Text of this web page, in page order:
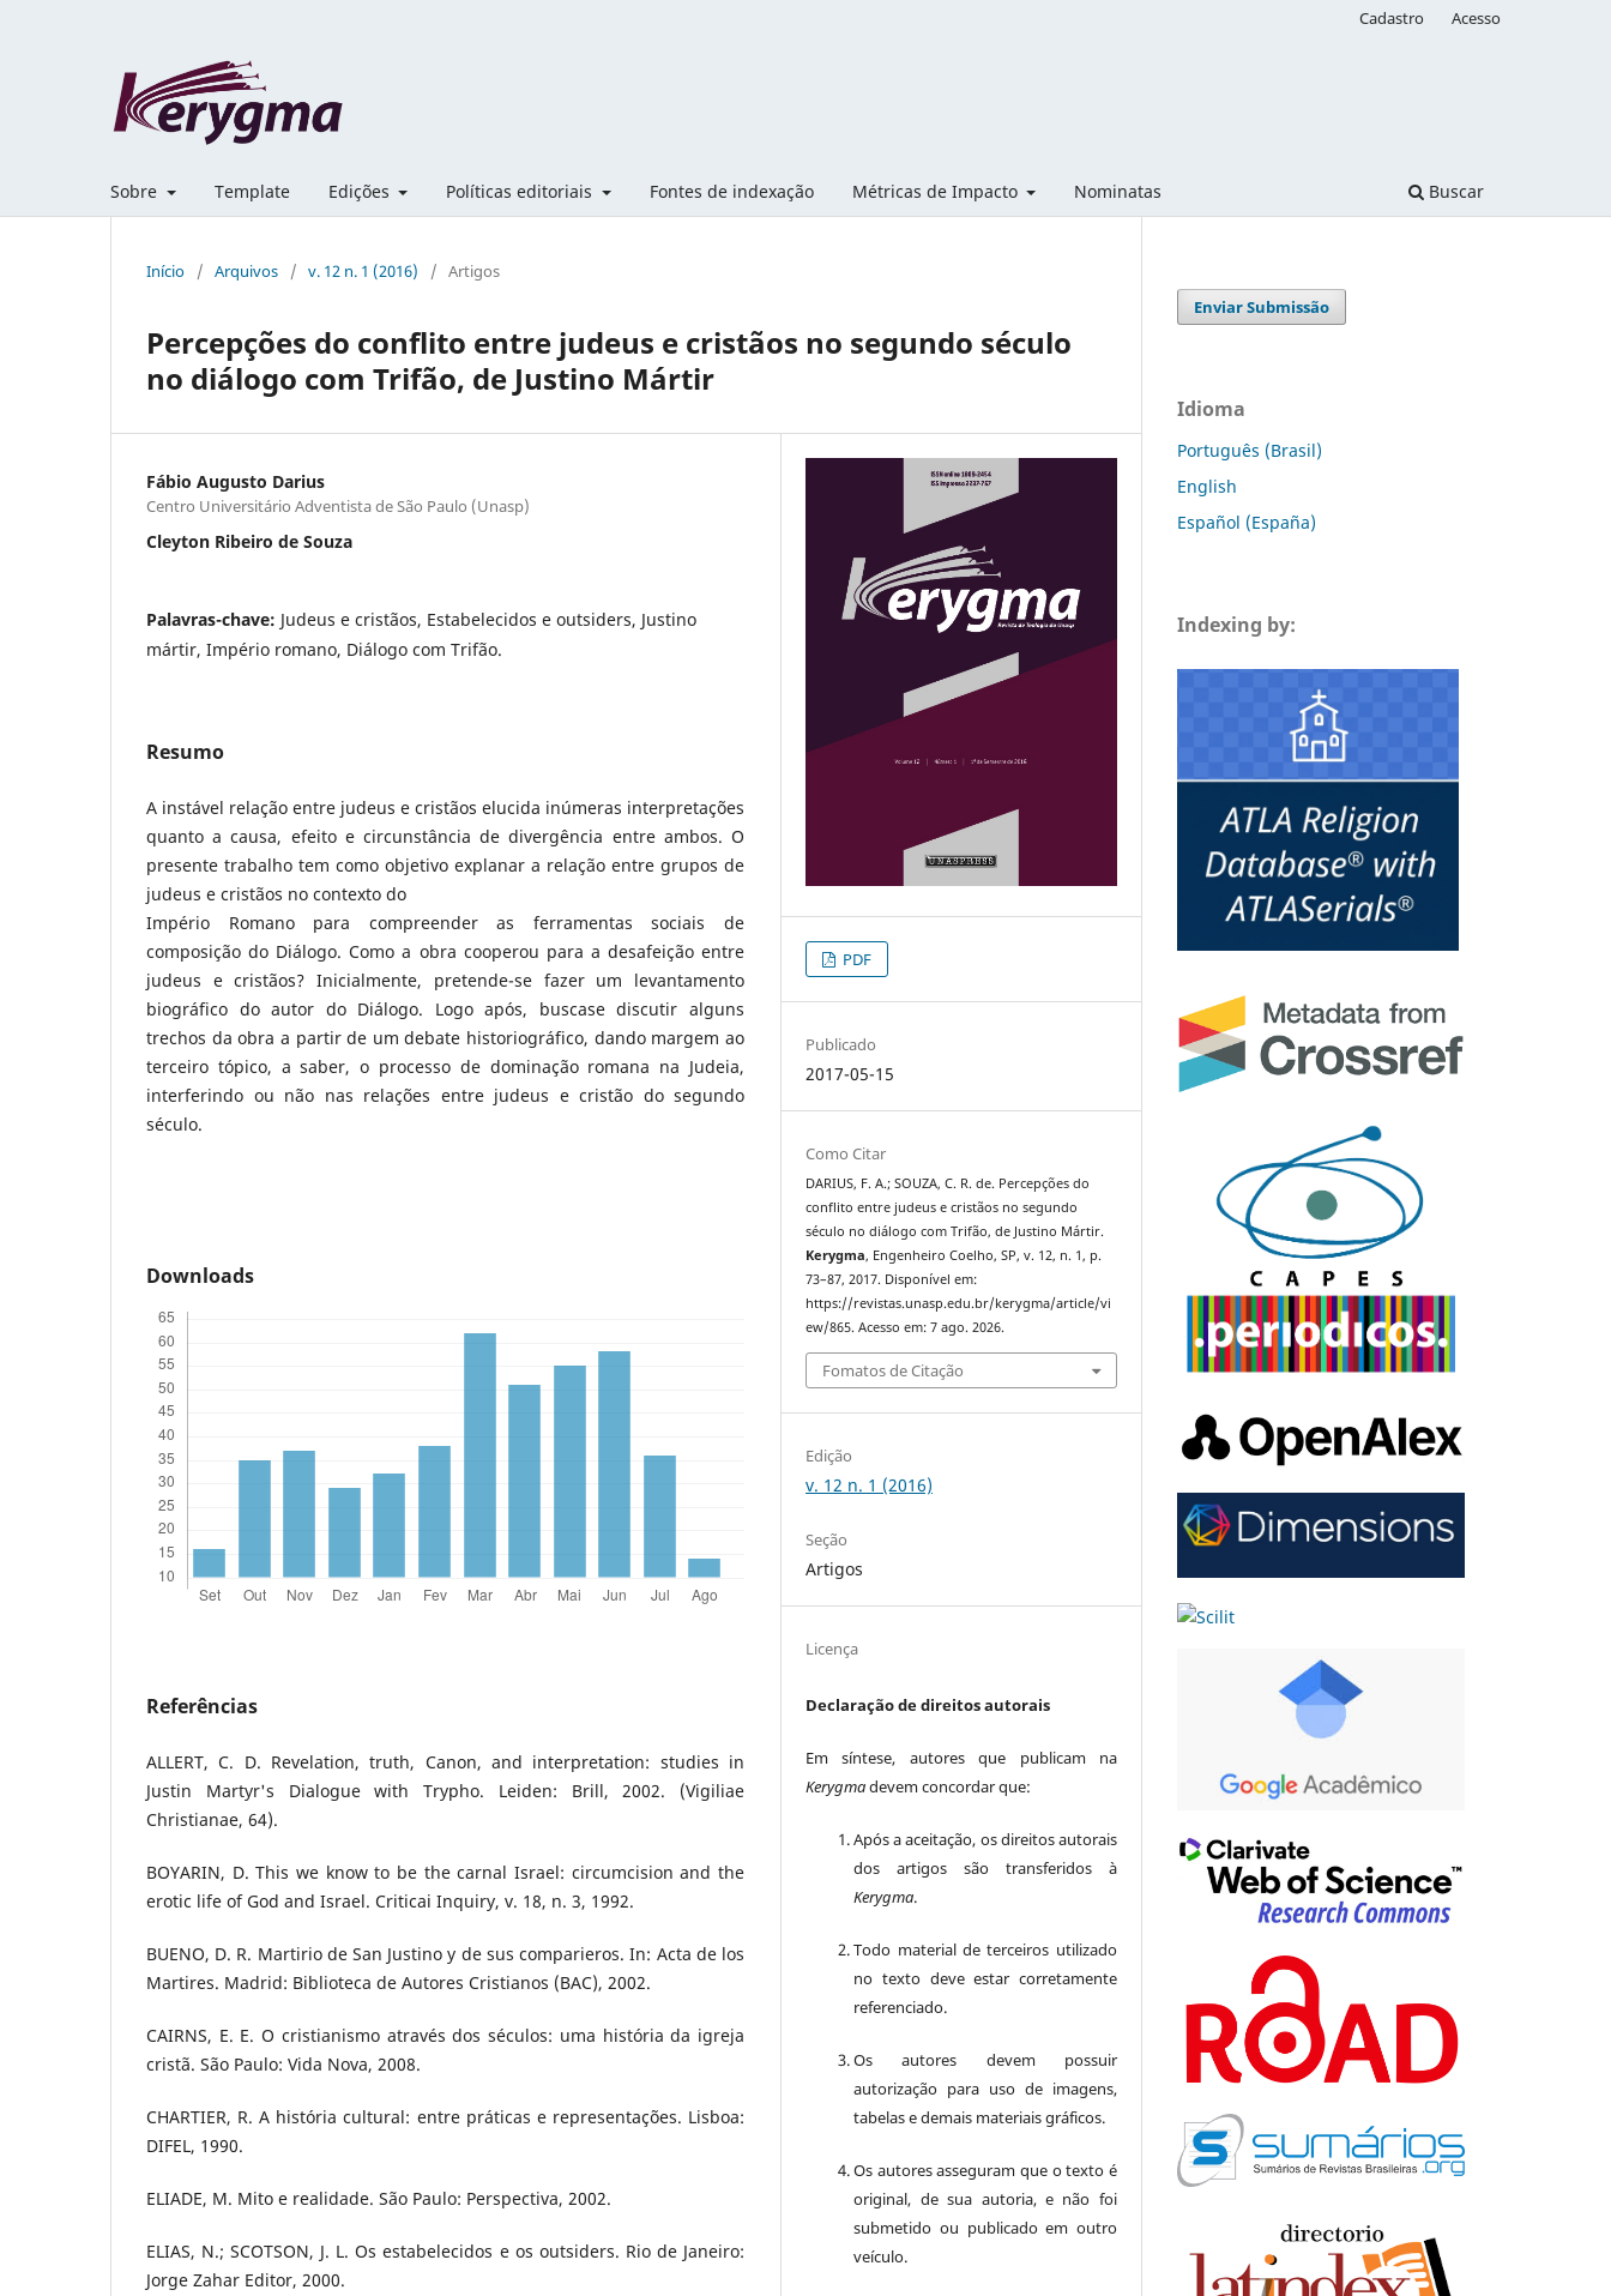
Sobre Template Edições Políticas editoriais Fontes de indexação Métricas de Impacto Nominatas Buscar
Cadastro Acesso
Início / Arquivos / v. 12 n. 1 (2016) / Artigos
Percepções do conflito entre judeus e cristãos no segundo século
no diálogo com Trifão, de Justino Mártir
Fábio Augusto Darius
Centro Universitário Adventista de São Paulo (Unasp)
Cleyton Ribeiro de Souza
Palavras-chave: Judeus e cristãos, Estabelecidos e outsiders, Justino
mártir, Império romano, Diálogo com Trifão.
Resumo
A instável relação entre judeus e cristãos elucida inúmeras interpretações
quanto a causa, efeito e circunstância de divergência entre ambos. O
presente trabalho tem como objetivo explanar a relação entre grupos de
judeus e cristãos no contexto do
Império Romano para compreender as ferramentas sociais de
composição do Diálogo. Como a obra cooperou para a desafeição entre
judeus e cristãos? Inicialmente, pretende-se fazer um levantamento
biográfico do autor do Diálogo. Logo após, buscase discutir alguns
trechos da obra a partir de um debate historiográfico, dando margem ao
terceiro tópico, a saber, o processo de dominação romana na Judeia,
interferindo ou não nas relações entre judeus e cristão do segundo
século.
Downloads
Referências
ALLERT, C. D. Revelation, truth, Canon, and interpretation: studies in
Justin Martyr's Dialogue with Trypho. Leiden: Brill, 2002. (Vigiliae
Christianae, 64).
BOYARIN, D. This we know to be the carnal Israel: circumcision and the
erotic life of God and Israel. Criticai Inquiry, v. 18, n. 3, 1992.
BUENO, D. R. Martirio de San Justino y de sus comparieros. In: Acta de los
Martires. Madrid: Biblioteca de Autores Cristianos (BAC), 2002.
CAIRNS, E. E. O cristianismo através dos séculos: uma história da igreja
cristã. São Paulo: Vida Nova, 2008.
CHARTIER, R. A história cultural: entre práticas e representações. Lisboa:
DIFEL, 1990.
ELIADE, M. Mito e realidade. São Paulo: Perspectiva, 2002.
ELIAS, N.; SCOTSON, J. L. Os estabelecidos e os outsiders. Rio de Janeiro:
Jorge Zahar Editor, 2000.
PDF
Publicado
2017-05-15
Como Citar
DARIUS, F. A.; SOUZA, C. R. de. Percepções do
conflito entre judeus e cristãos no segundo
século no diálogo com Trifão, de Justino Mártir.
Kerygma, Engenheiro Coelho, SP, v. 12, n. 1, p.
73–87, 2017. Disponível em:
https://revistas.unasp.edu.br/kerygma/article/vi
ew/865. Acesso em: 7 ago. 2026.
Fomatos de Citação
Edição
v. 12 n. 1 (2016)
Seção
Artigos
Licença
Declaração de direitos autorais
Em síntese, autores que publicam na
Kerygmadevem concordar que:
Após a aceitação, os direitos autorais
dos artigos são transferidos à
Kerygma.
Todo material de terceiros utilizado
no texto deve estar corretamente
referenciado.
Os autores devem possuir
autorização para uso de imagens,
tabelas e demais materiais gráficos.
Os autores asseguram que o texto é
original, de sua autoria, e não foi
submetido ou publicado em outro
veículo.
Enviar Submissão
Idioma
Português (Brasil)
English
Español (España)
Indexing by: